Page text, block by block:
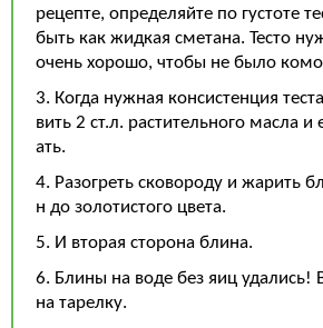
рецепте, определяйте по густоте
быть как жидкая сметана. Тесто
очень хорошо, чтобы не было
3. Когда нужная консистенция
вить 2 ст.л. растительного масла
ать.
4. Разогреть сковороду и жарить
н до золотистого цвета.
5. И вторая сторона блина.
6. Блины на воде без яиц удались!
на тарелку.